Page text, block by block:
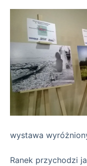
wystawa
Ranek przychodzi